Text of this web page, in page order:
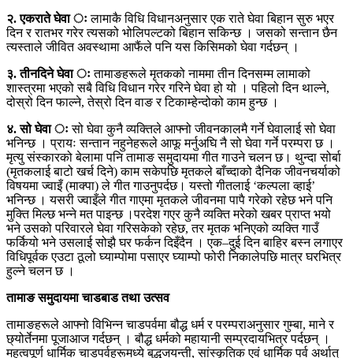
२. एकराते घेवा ःलामाकै विधि विधानअनुसार एक राते घेवा बिहान सुरु भएर
दिन र रातभर गरेर त्यसको भोलिपल्टको बिहान सकिन्छ । जसको सन्तान छैन
त्यस्ताले जीवित अवस्थामा आफैंले पनि यस किसिमको घेवा गर्दछन् ।
३. तीनदिने घेवा ःतामाङहरूले मृतकको नाममा तीन दिनसम्म लामाको
शास्त्रमा भएको सबै विधि विधान गरेर गरिने घेवा हो यो । पहिलो दिन थाल्ने,
दोस्रो दिन फाल्ने, तेस्रो दिन वाङ र टिकाम्हेन्दोको काम हुन्छ ।
४. सो घेवा ःसो घेवा कुनै व्यक्तिले आफ्नो जीवनकालमै गर्ने घेवालाई सो घेवा
भनिन्छ । प्रायः सन्तान नहुनेहरूले आफू मर्नुअघि नै सो घेवा गर्ने परम्परा छ ।
मृत्यु संस्कारको बेलामा पनि तामाङ समुदायमा गीत गाउने चलन छ। थुन्दा सोर्बा
(मृतकलाई बाटो खर्च दिने) काम सकेपछि मृतकले बाँच्दाको दैनिक जीवनचर्याको
विषयमा ज्वाइँ (माक्पा) ले गीत गाउनुपर्दछ। यस्तो गीतलाई ‘कल्पला व्हाई’
भनिन्छ । यसरी ज्वाइँले गीत गाएमा मृतकले जीवनमा पापै गरेको रहेछ भने पनि
मुक्ति मिल्छ भन्ने मत पाइन्छ ।परदेश गएर कुनै व्यक्ति मरेको खबर प्राप्त भयो
भने उसको परिवारले घेवा गरिसकेको रहेछ, तर मृतक भनिएको व्यक्ति गाउँ
फर्कियो भने उसलाई सोझै घर फर्कन दिइँदैन । एक–दुई दिन बाहिर बस्न लगाएर
विधिपूर्वक एउटा ठूलो घ्याम्पोमा पसाएर घ्याम्पो फोरी निकालेपछि मात्र घरभित्र
हुल्ने चलन छ ।
तामाङ समुदायमा चाडबाड तथा उत्सव
तामाङहरूले आफ्नो विभिन्न चाडपर्वमा बौद्ध धर्म र परम्पराअनुसार गुम्बा, माने र
छ्योर्तेनमा पूजाआज गर्दछन् । बौद्ध धर्मको महायानी सम्प्रदायभित्र पर्दछन् ।
महत्वपूर्ण धार्मिक चाडपर्वहरूमध्ये बुद्धजयन्ती, सांस्कृतिक एवं धार्मिक पर्व अर्थात्